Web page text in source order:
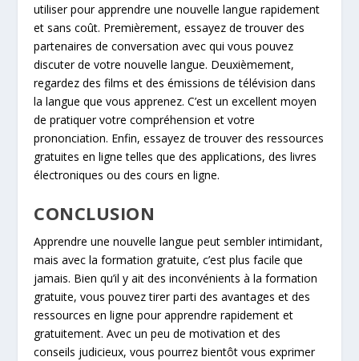
utiliser pour apprendre une nouvelle langue rapidement
et sans coût. Premièrement, essayez de trouver des
partenaires de conversation avec qui vous pouvez
discuter de votre nouvelle langue. Deuxièmement,
regardez des films et des émissions de télévision dans
la langue que vous apprenez. C’est un excellent moyen
de pratiquer votre compréhension et votre
prononciation. Enfin, essayez de trouver des ressources
gratuites en ligne telles que des applications, des livres
électroniques ou des cours en ligne.
CONCLUSION
Apprendre une nouvelle langue peut sembler intimidant,
mais avec la formation gratuite, c’est plus facile que
jamais. Bien qu’il y ait des inconvénients à la formation
gratuite, vous pouvez tirer parti des avantages et des
ressources en ligne pour apprendre rapidement et
gratuitement. Avec un peu de motivation et des
conseils judicieux, vous pourrez bientôt vous exprimer